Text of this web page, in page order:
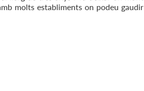
molts establiments on podeu gaudir